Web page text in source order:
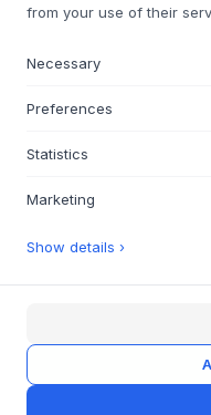
L'ensemble de cadres
constitue la base d'une
l'expression légère et
tube d'acier
confère une élégance
robustes assurent une
disponible en noir
l'espace extérieur.
Cet ensemble de
pour s'adapter à tous
modulaire, il vous
longueur souhaitée,
ensemble de pieds
from your use of their
Necessary
Preferences
Statistics
Marketing
Show details ›